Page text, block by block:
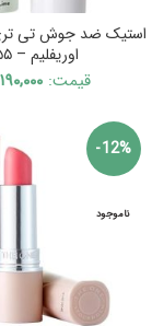
استیک ضد جوش تی تری
اوریفلیم – ۳۴۸۵۵
قیمت: ۱۹۰,۰۰۰
-12%
ناموجود